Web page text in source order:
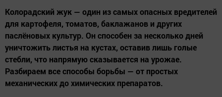
Колорадский жук — один из самых опасных вредителей
для картофеля, томатов, баклажанов и других
паслёновых культур. Он способен за несколько дней
уничтожить листья на кустах, оставив лишь голые
стебли, что напрямую сказывается на урожае.
Разбираем все способы борьбы — от простых
механических до химических препаратов.